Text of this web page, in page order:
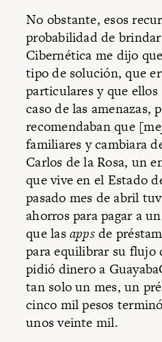
No obstante, esos
probabilidad de
Cibernética me dijo
tipo de solución, que
particulares y que
caso de las amenazas,
recomendaban que
familiares y cambiara
Carlos de la Rosa, un
que vive en el Estado
pasado mes de abril
ahorros para pagar a
que lasappsde
para equilibrar su flujo
pidió dinero a
tan solo un mes, un
cinco mil pesos
unos veinte mil.